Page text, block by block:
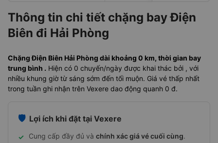
Thông tin chi tiết chặng bay Điện
Biên đi Hải Phòng
Chặng Điện Biên Hải Phòng dài khoảng 0 km, thời gian bay
trung bình . Hiện có 0 chuyến/ngày được khai thác bởi , với
nhiều khung giờ từ sáng sớm đến tối muộn. Giá vé thấp nhất
trong tuần ghi nhận trên Vexere dao động quanh 0 đ.
🛡️ Lợi ích khi đặt tại Vexere
✓ Cung cấp đầy đủ và chính xác giá vé cuối cùng.